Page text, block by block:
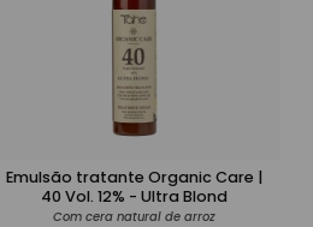
Emulsão tratante Organic Care |
40 Vol. 12% - Ultra Blond
Com cera natural de arroz